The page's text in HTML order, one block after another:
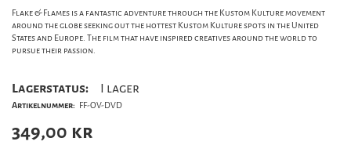
Flake & Flames is a fantastic adventure through the Kustom Kulture movement
around the globe seeking out the hottest Kustom Kulture spots in the United
States and Europe. The film that have inspired creatives around the world to
pursue their passion.
Lagerstatus: I lager
Artikelnummer: FF-OV-DVD
349,00 kr